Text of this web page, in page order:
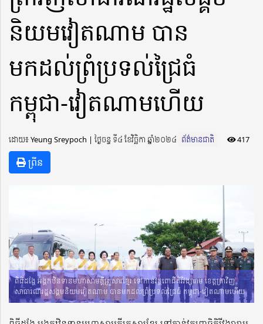
និយមវៀតណាម បាន
មកដល់ព្រំប្រទល់ជ្រៃធំ
កម្ពុជា-វៀតណាមហើយ
ដោយ៖ Yeung Sreypoch ​​ | ថ្ងៃចន្ទ ទី៤ ខែវិច្ឆិកា ឆ្នាំ២០២៤ ព័ត៌មានជាតិ 417
ព្រីន
ពិធីដង្ហែ អង្គកឋិនទានមហាសាមគ្គីគ្រួសារខ្មែរ ទៅកាន់វត្តពោធិគិរីវង្សារាម ខេត្តត្រាវិញ
សាធារណរដ្ឋសង្គមនិយមវៀតណាម បានមកដល់ព្រំប្រទល់ជ្រៃធំ កម្ពុជា-វៀតណាមហើយ